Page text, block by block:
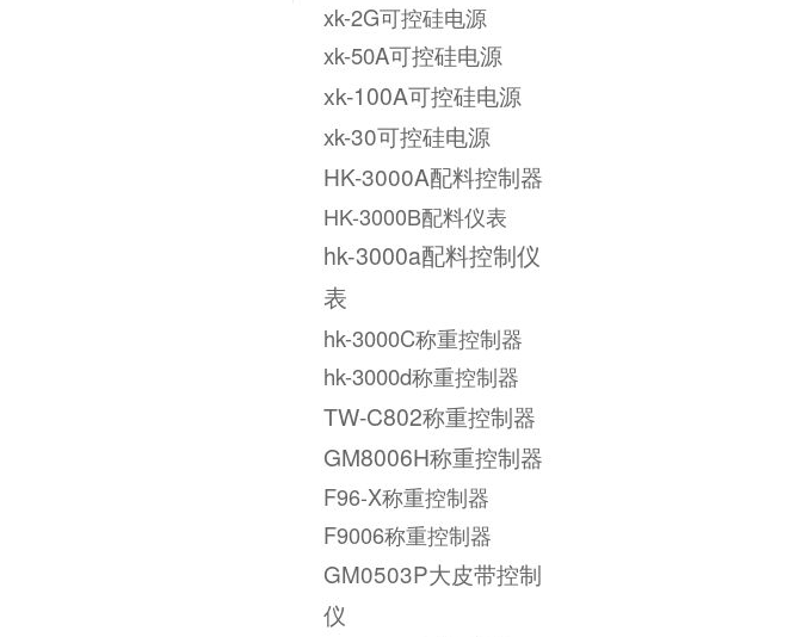
xk-2G可控硅电源
xk-50A可控硅电源
xk-100A可控硅电源
xk-30可控硅电源
HK-3000A配料控制器
HK-3000B配料仪表
hk-3000a配料控制仪
表
hk-3000C称重控制器
hk-3000d称重控制器
TW-C802称重控制器
GM8006H称重控制器
F96-X称重控制器
F9006称重控制器
GM0503P大皮带控制
仪